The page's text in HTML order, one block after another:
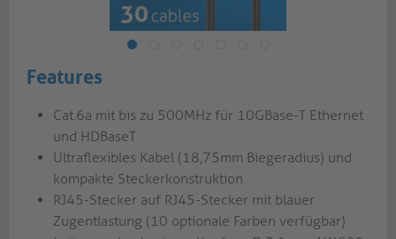
Features
Cat.6a mit bis zu 500MHz für 10GBase-T Ethernet
und HDBaseT
Ultraflexibles Kabel (18,75mm Biegeradius) und
kompakte Steckerkonstruktion
RJ45-Stecker auf RJ45-Stecker mit blauer
Zugentlastung (10 optionale Farben verfügbar)